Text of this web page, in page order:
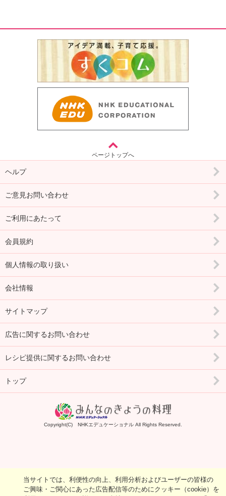
ページトップへ
ヘルプ
ご意見お問い合わせ
ご利用にあたって
会員規約
個人情報の取り扱い
会社情報
サイトマップ
広告に関するお問い合わせ
レシピ提供に関するお問い合わせ
トップ
Copyright(C) NHKエデュケーショナル All Rights Reserved.
当サイトでは、利便性の向上、利用分析およびユーザーの皆様の
ご興味・ご関心にあった広告配信等のためにクッキー（cookie）を